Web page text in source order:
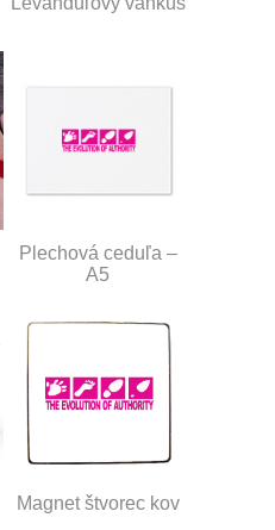
Plechová ceduľa –
A5
Magnet štvorec kov